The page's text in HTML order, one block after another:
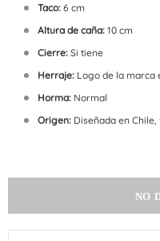
Taco: 6 cm
Altura de caña: 10 cm
Cierre: Si tiene
Herraje: Logo de la marca
Horma: Normal
Origen: Diseñada en